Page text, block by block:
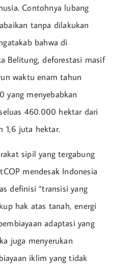
Contohnya lubang
tanpa dilakukan
bahwa di
Belitung, deforestasi masif
waktu enam tahun
yang menyebabkan
460.000 hektar dari
1,6 juta hektar.
sipil yang tergabung
mendesak Indonesia
definisi “transisi yang
hak atas tanah, energi
adaptasi yang
juga menyerukan
iklim yang tidak